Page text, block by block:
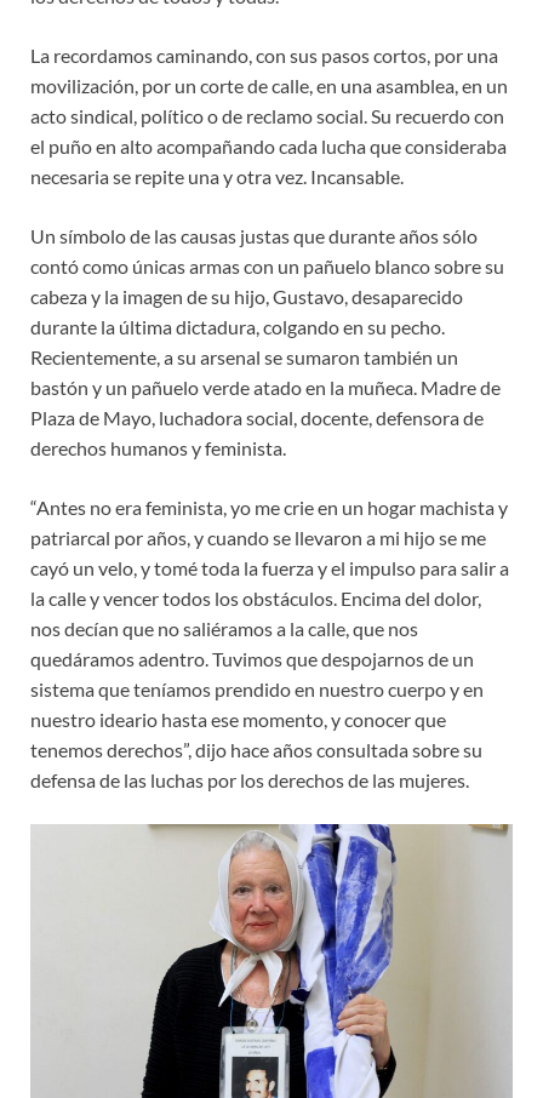
La recordamos caminando, con sus pasos cortos, por una
movilización, por un corte de calle, en una asamblea, en un
acto sindical, político o de reclamo social. Su recuerdo con
el puño en alto acompañando cada lucha que consideraba
necesaria se repite una y otra vez. Incansable.
Un símbolo de las causas justas que durante años sólo
contó como únicas armas con un pañuelo blanco sobre su
cabeza y la imagen de su hijo, Gustavo, desaparecido
durante la última dictadura, colgando en su pecho.
Recientemente, a su arsenal se sumaron también un
bastón y un pañuelo verde atado en la muñeca. Madre de
Plaza de Mayo, luchadora social, docente, defensora de
derechos humanos y feminista.
“Antes no era feminista, yo me crie en un hogar machista y
patriarcal por años, y cuando se llevaron a mi hijo se me
cayó un velo, y tomé toda la fuerza y el impulso para salir a
la calle y vencer todos los obstáculos. Encima del dolor,
nos decían que no saliéramos a la calle, que nos
quedáramos adentro. Tuvimos que despojarnos de un
sistema que teníamos prendido en nuestro cuerpo y en
nuestro ideario hasta ese momento, y conocer que
tenemos derechos”, dijo hace años consultada sobre su
defensa de las luchas por los derechos de las mujeres.